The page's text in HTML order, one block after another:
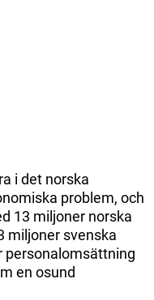
i det norska
problem, och
13 miljoner norska
miljoner svenska
personalomsättning
en osund